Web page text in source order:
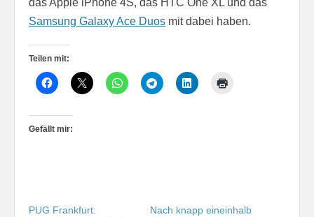
das Apple iPhone 4S, das HTC One XL und das
Samsung Galaxy Ace Duos mit dabei haben.
Teilen mit:
Gefällt mir:
PUG Frankfurt:
Nach knapp eineinhalb